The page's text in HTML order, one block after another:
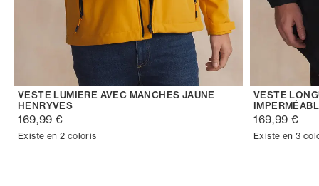
VESTE LUMIERE AVEC MANCHES JAUNE
HENRYVES
169,99 €
Existe en 2 coloris
VESTE
169,99 €
Existe en 3